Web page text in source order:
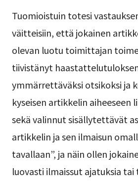
Tuomioistuin totesi
väitteisiin, että jokainen
olevan luotu toimittajan
tiivistänyt
ymmärrettäväksi otsikoksi ja
kyseisen artikkelin aiheeseen
sekä valinnut sisällytettävät
artikkelin ja sen ilmaisun
tavallaan”, ja näin ollen
luovasti ilmaissut ajatuksia